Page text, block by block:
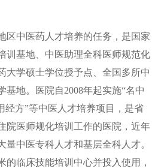
区中医药人才培养的任务，是国家
训基地、中医助理全科医师规范化
大学硕士学位授予点、全国多所中
基地。医院自2008年起实施“名中
经方”等中医人才培养项目，是省
院医师规化培训工作的医院，近年
量中医专科人才和基层全科人才。
的临床技能培训中心并投入使用，